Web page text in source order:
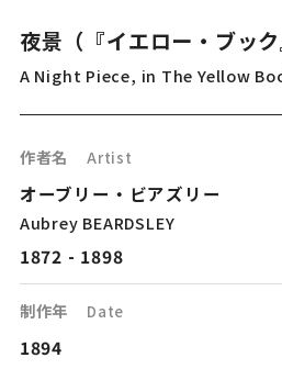
夜景（『イエロー・ブック
A Night Piece, in The Yellow
作者名 Artist
オーブリー・ビアズリー
Aubrey BEARDSLEY
1872 - 1898
制作年 Date
1894